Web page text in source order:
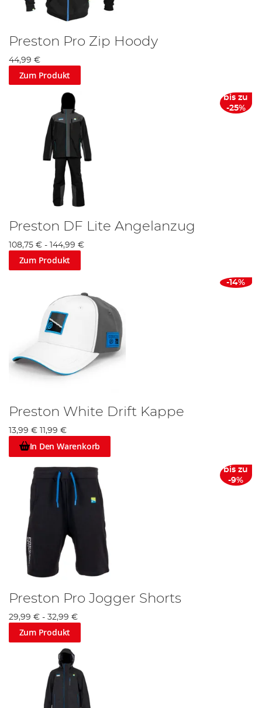
Preston Pro Zip Hoody
44,99 €
Zum Produkt
bis zu
-25%
Preston DF Lite Angelanzug
108,75 € - 144,99 €
Zum Produkt
-14%
Preston White Drift Kappe
13,99 € 11,99 €
In Den Warenkorb
bis zu
-9%
Preston Pro Jogger Shorts
29,99 € - 32,99 €
Zum Produkt